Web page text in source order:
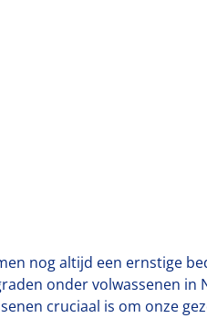
nog altijd een ernstige
onder volwassenen
cruciaal is om onze